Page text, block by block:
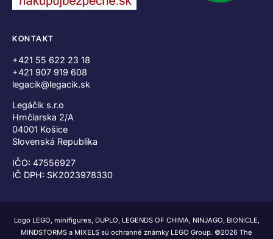
KONTAKT
+421 55 622 23 18
+421 907 919 608
legacik@legacik.sk
Legáčik s.r.o
Hrnčiarska 2/A
04001 Košice
Slovenská Republika
IČO: 47556927
IČ DPH: SK2023978330
Logo LEGO, minifigures, DUPLO, LEGENDS OF CHIMA, NINJAGO, BIONICLE,
MINDSTORMS a MIXELS sú ochranné známky LEGO Group. ©2026 The